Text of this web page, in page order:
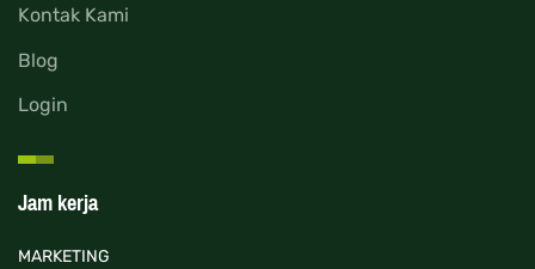
Kontak Kami
Blog
Login
Jam kerja
MARKETING